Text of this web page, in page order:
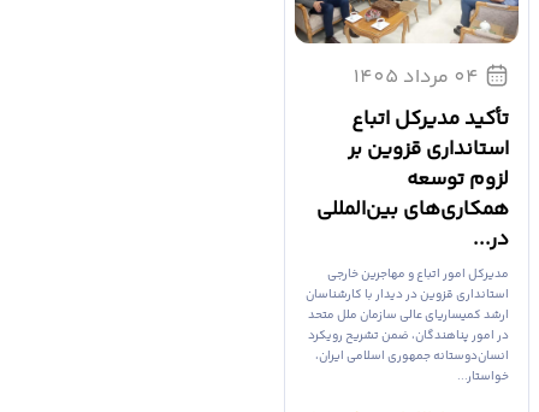
04 مرداد 1405
تأکید مدیرکل اتباع
استانداری قزوین بر
لزوم توسعه
همکاری‌های بین‌المللی
در...
مدیرکل امور اتباع و مهاجرین خارجی
استانداری قزوین در دیدار با کارشناسان
ارشد کمیساریای عالی سازمان ملل متحد
در امور پناهندگان، ضمن تشریح رویکرد
انسان‌دوستانه جمهوری اسلامی ایران،
خواستار...